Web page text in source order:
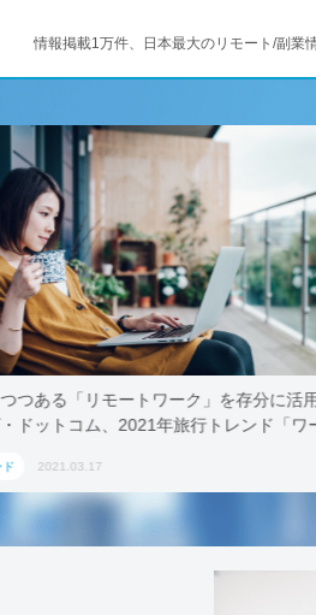
情報掲載1万件、日本最大のリモート/副業
レワークでも取引先に贈れる「リモート
レンド 2021.03.17